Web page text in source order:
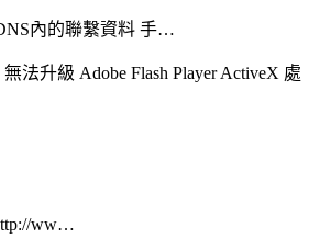
內的聯繫資料 手…
法升級 Adobe Flash Player ActiveX 處
ww…